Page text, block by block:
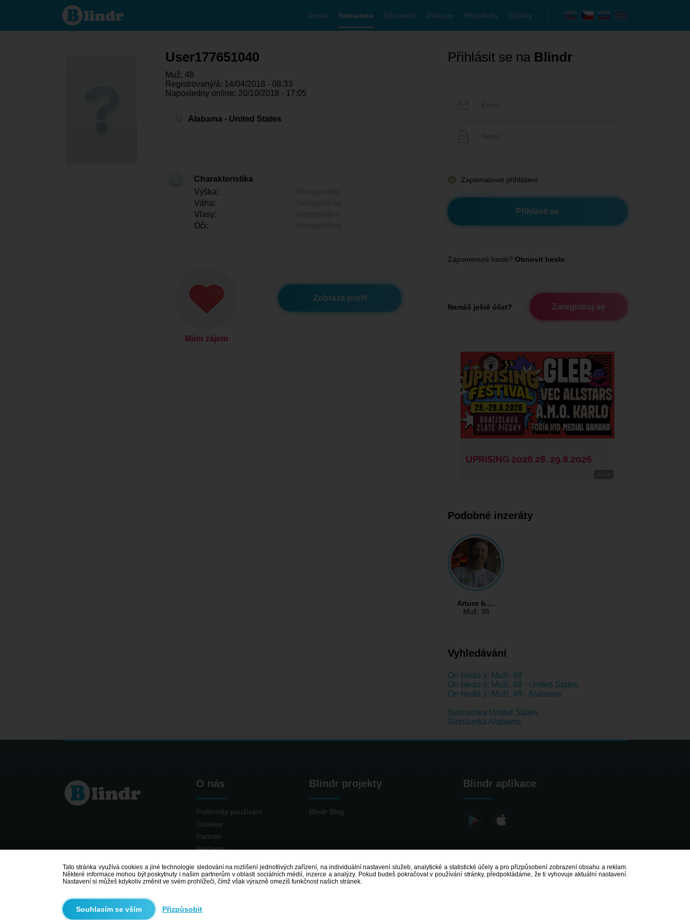
User177651040
- On hledá
někoho
Domů Seznamka Uživatelé Diskuze Příspěvky Články
User177651040
Muž, 48
Registrovaný/á: 14/04/2018 - 08:33
Naposledny online: 20/10/2018 - 17:05
Alabama - United States
Charakteristika
Výška:
Váha:
Vlasy:
Oči:
Mám zájem
Zobrazit profil
Přihlásit se na Blindr
Zapamatovat přihlášení
Zapomenuté heslo? Obnovit heslo
Nemáš ještě účet? Zaregistruj se
Podobné inzeráty
Arturo b.…
Muž, 38
Vyhledávání
On hledá ji: Muži, 48
On hledá ji: Muži, 48 - United States
On hledá ji: Muži, 48 - Alabama
Seznamka United States
Seznamka Alabama
O nás
Podmínky používání
Cookies
Partneři
Reklama
Blindr projekty
Blindr Blog
Blindr aplikace
Tato stránka využívá cookies a jiné technologie sledování na rozlišení jednotlivých zařízení, na individuální nastavení služeb, analytické a statistické účely a pro přizpůsobení zobrazení obsahu a reklam.
Některé informace mohou být poskytnuty i našim partnerům v oblasti sociálních médií, inzerce a analýzy. Pokud budeš pokračovat v používání stránky, předpokládáme, že ti vyhovuje aktuální nastavení.
Nastavení si můžeš kdykoliv změnit ve svém prohlížeči, čímž však výrazně omezíš funkčnost našich stránek.
Přizpůsobit